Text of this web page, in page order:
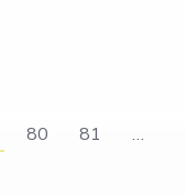
80 81
…